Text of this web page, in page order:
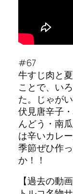
#67
牛すじ肉と
ことで、い
た。じゃが
伏見唐辛子
んどう・南
は辛いカレ
季節ぜひ作
か！！
【過去の動画